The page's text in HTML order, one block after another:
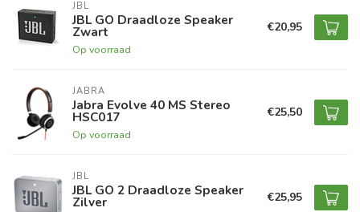
JBL
JBL GO Draadloze Speaker
Zwart
Op voorraad
€20,95
JABRA
Jabra Evolve 40 MS Stereo
HSC017
Op voorraad
€25,50
JBL
JBL GO 2 Draadloze Speaker
Zilver €25,95